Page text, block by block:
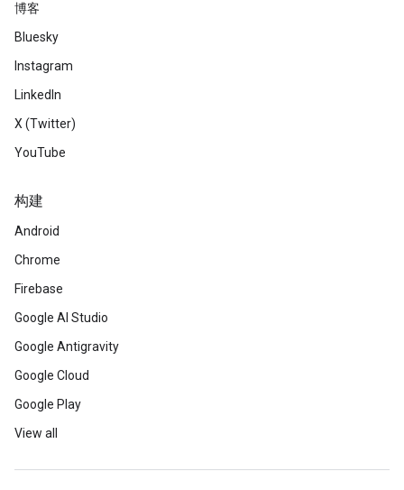
博客
Bluesky
Instagram
LinkedIn
X (Twitter)
YouTube
构建
Android
Chrome
Firebase
Google AI Studio
Google Antigravity
Google Cloud
Google Play
View all